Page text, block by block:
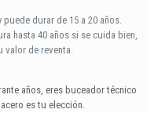
durar de 15 a 20 años.
hasta 40 años si se cuida bien,
valor de reventa.
años, eres buceador técnico
es tu elección.